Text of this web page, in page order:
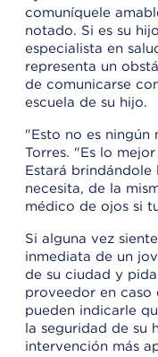
comuníquele
notado. Si es su
especialista en
representa un
de comunicarse
escuela de su hijo.
"Esto no es
Torres. "Es lo
Estará brindándole
necesita, de la
médico de ojos si
Si alguna vez
inmediata de un
de su ciudad y
proveedor en caso
pueden indicarle
la seguridad de su
intervención más